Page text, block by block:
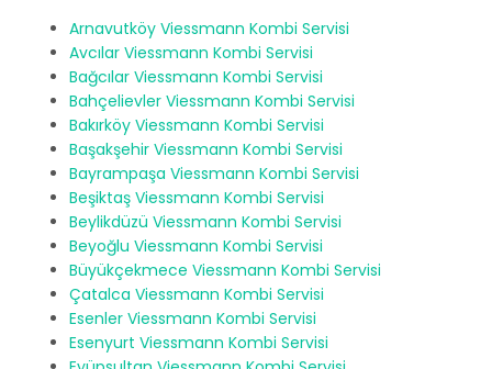
Arnavutköy Viessmann Kombi Servisi
Avcılar Viessmann Kombi Servisi
Bağcılar Viessmann Kombi Servisi
Bahçelievler Viessmann Kombi Servisi
Bakırköy Viessmann Kombi Servisi
Başakşehir Viessmann Kombi Servisi
Bayrampaşa Viessmann Kombi Servisi
Beşiktaş Viessmann Kombi Servisi
Beylikdüzü Viessmann Kombi Servisi
Beyoğlu Viessmann Kombi Servisi
Büyükçekmece Viessmann Kombi Servisi
Çatalca Viessmann Kombi Servisi
Esenler Viessmann Kombi Servisi
Esenyurt Viessmann Kombi Servisi